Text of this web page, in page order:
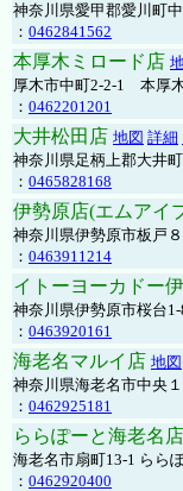
神奈川県愛甲郡愛川町
： 0462841562
本厚木ミロード店
厚木市中町2-2-1 本厚
： 0462201201
大井松田店 地図 詳細
神奈川県足柄上郡大井
： 0465828168
伊勢原店(エムアイ
神奈川県伊勢原市板戸８
： 0463911214
イトーヨーカドー
神奈川県伊勢原市桜台
： 0463920161
海老名マルイ店 地図
神奈川県海老名市中央
： 0462925181
ららぽーと海老名店
海老名市扇町13-1 らら
： 0462920400